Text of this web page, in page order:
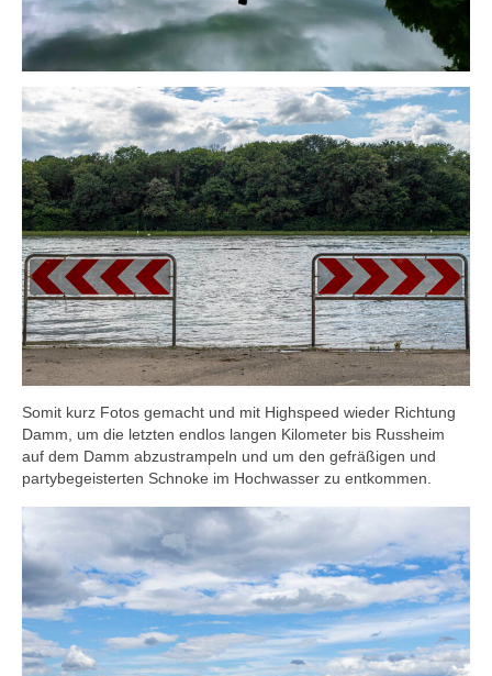
Somit kurz Fotos gemacht und mit Highspeed wieder Richtung
Damm, um die letzten endlos langen Kilometer bis Russheim
auf dem Damm abzustrampeln und um den gefräßigen und
partybegeisterten Schnoke im Hochwasser zu entkommen.